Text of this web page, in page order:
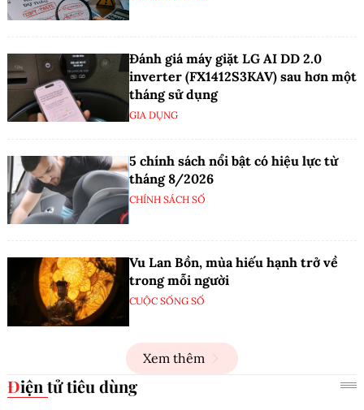
Đánh giá máy giặt LG AI DD 2.0
inverter (FX1412S3KAV) sau hơn một
tháng sử dụng
GIA DỤNG
5 chính sách nổi bật có hiệu lực từ
tháng 8/2026
CHÍNH SÁCH SỐ
Vu Lan Bồn, mùa hiếu hạnh trở về
trong mỗi người
CUỘC SỐNG SỐ
Xem thêm
Điện tử tiêu dùng